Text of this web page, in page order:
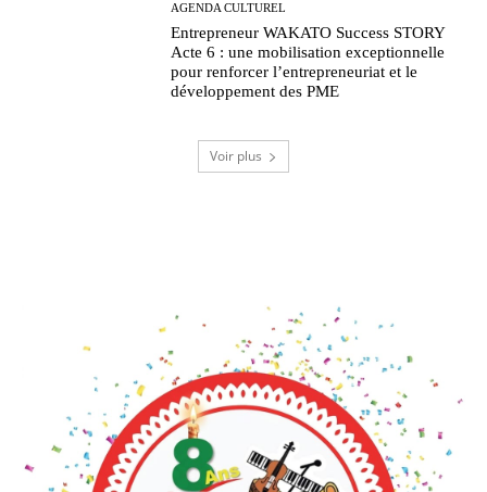
AGENDA CULTUREL
Entrepreneur WAKATO Success STORY
Acte 6 : une mobilisation exceptionnelle
pour renforcer l’entrepreneuriat et le
développement des PME
Voir plus